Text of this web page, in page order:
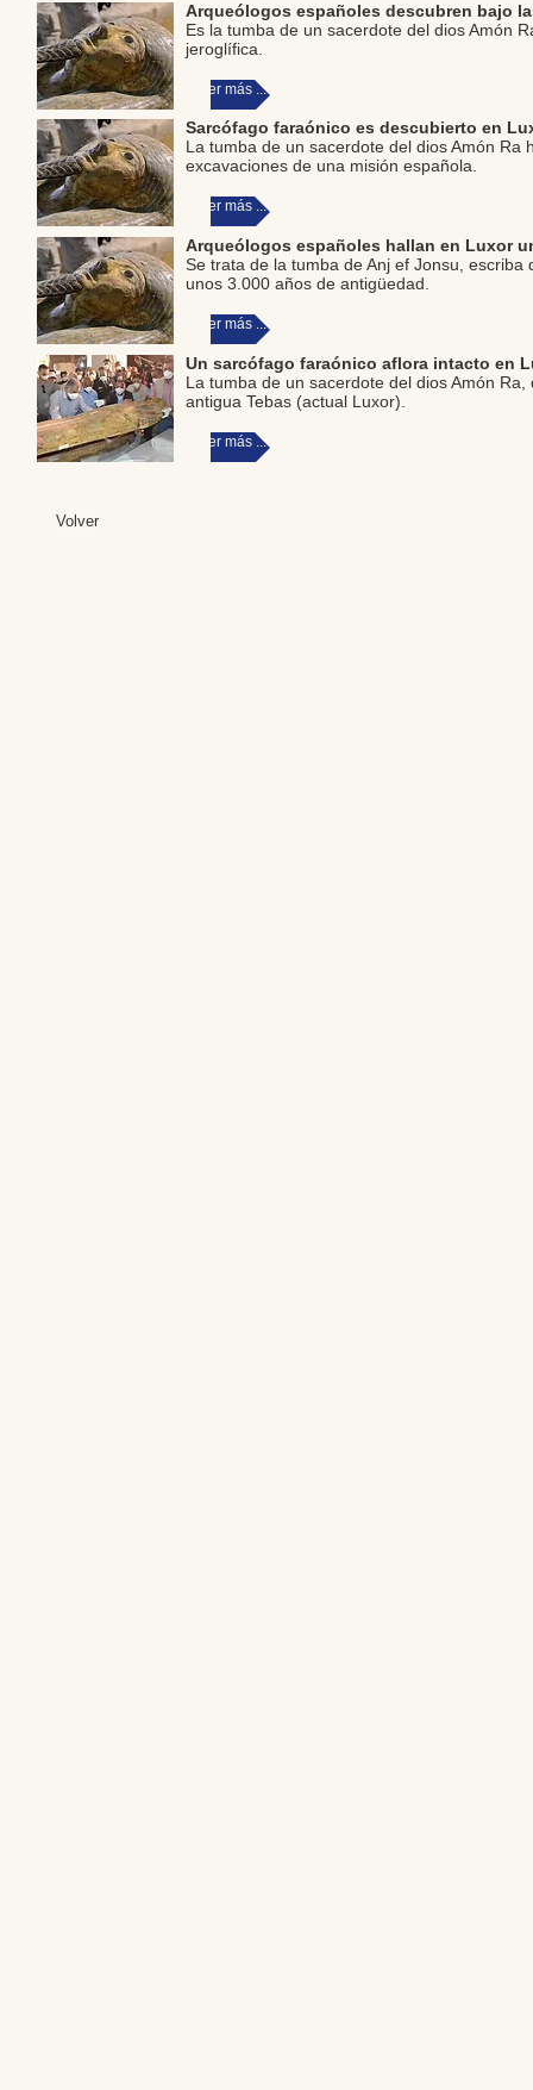
Arqueólogos españoles descubren bajo
Es la tumba de un sacerdote del dios Amón
jeroglífica.
Leer más ...
Sarcófago faraónico es descubierto en
La tumba de un sacerdote del dios Amón Ra
excavaciones de una misión española.
Leer más ...
Arqueólogos españoles hallan en Luxor
Se trata de la tumba de Anj ef Jonsu,
unos 3.000 años de antigüedad.
Leer más ...
Un sarcófago faraónico aflora intacto en
La tumba de un sacerdote del dios Amón
antigua Tebas (actual Luxor).
Leer más ...
Volver